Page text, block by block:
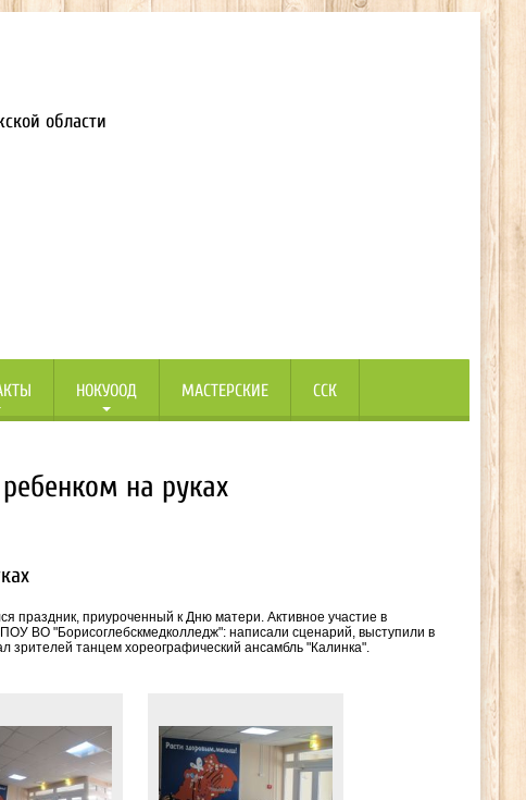
области
НОКУООД МАСТЕРСКИЕ ССК
на руках
праздник, приуроченный к Дню матери. Активное участие в
ВО "Борисоглебскмедколледж": написали сценарий, выступили в
танцем хореографический ансамбль "Калинка".